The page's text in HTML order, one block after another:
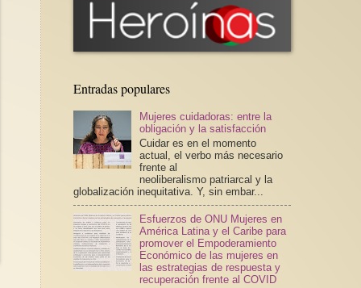
Entradas populares
Mujeres cuidadoras: entre la
obligación y la satisfacción
Cuidar es en el momento
actual, el verbo más necesario
frente al
neoliberalismo patriarcal y la
globalización inequitativa. Y, sin embar...
Esfuerzos de ONU Mujeres en
América Latina y el Caribe para
promover el Empoderamiento
Económico de las mujeres en
las estrategias de respuesta y
recuperación frente al COVID